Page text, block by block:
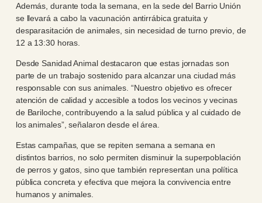
Además, durante toda la semana, en la sede del Barrio Unión
se llevará a cabo la vacunación antirrábica gratuita y
desparasitación de animales, sin necesidad de turno previo, de
12 a 13:30 horas.
Desde Sanidad Animal destacaron que estas jornadas son
parte de un trabajo sostenido para alcanzar una ciudad más
responsable con sus animales. “Nuestro objetivo es ofrecer
atención de calidad y accesible a todos los vecinos y vecinas
de Bariloche, contribuyendo a la salud pública y al cuidado de
los animales”, señalaron desde el área.
Estas campañas, que se repiten semana a semana en
distintos barrios, no solo permiten disminuir la superpoblación
de perros y gatos, sino que también representan una política
pública concreta y efectiva que mejora la convivencia entre
humanos y animales.